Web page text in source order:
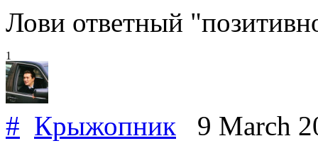
Лови ответный
1
# Крыжопник 9 March